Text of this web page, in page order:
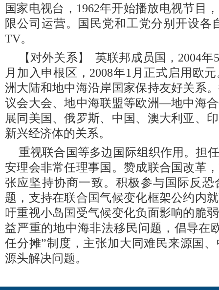
国家电视台，1962年开始播放电视节目
限公司运营。国民党和工党分别开设
TV。
【对外关系】 英联邦成员国，2004年
月加入申根区，2008年1月正式启用欧
洲大陆和地中海沿岸国家保持友好关系
议会大会、地中海联盟等欧洲—地中海
展同美国、俄罗斯、中国、澳大利亚、
新兴经济体的关系。
重视联合国等多边国际组织作用。担
安理会非常任理事国。赞成联合国改革
张应坚持协商一致。积极参与国际反
题，支持在联合国气候变化框架公约内
吁重视小岛国受气候变化负面影响的脆
益严重的地中海非法移民问题，倡导在
任分摊”制度，主张加大同难民来源国
源头解决问题。